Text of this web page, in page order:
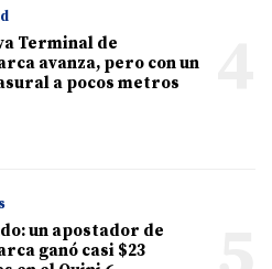
Terminal de
avanza, pero con un
a pocos metros
un apostador de
ganó casi $23